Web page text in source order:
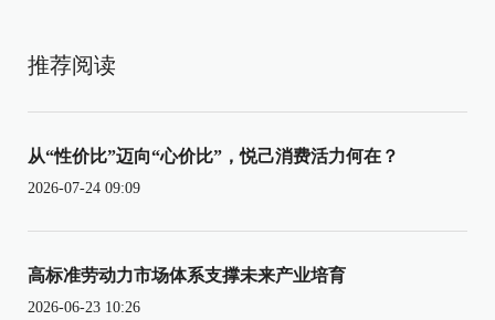
推荐阅读
从“性价比”迈向“心价比”，悦己消费活力何在？
2026-07-24 09:09
高标准劳动力市场体系支撑未来产业培育
2026-06-23 10:26